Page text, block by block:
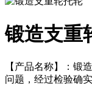
锻造支重
【产品名称】：锻
问题，经过检验确